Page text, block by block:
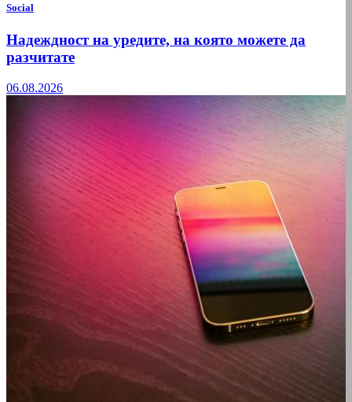
Social
Надеждност на уредите, на която можете да
разчитате
06.08.2026